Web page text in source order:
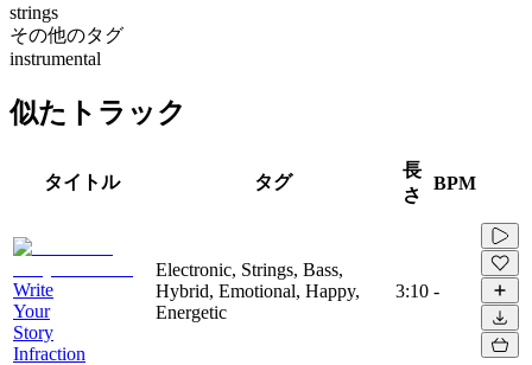
strings
その他のタグ
instrumental
似たトラック
タイトル タグ
長
さ
BPM
Write
Your
Story
Infraction
Electronic, Strings, Bass,
Hybrid, Emotional, Happy,
Energetic
3:10 -